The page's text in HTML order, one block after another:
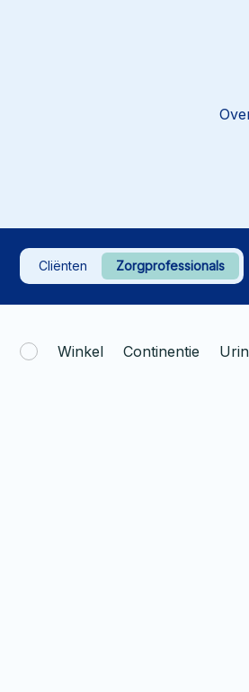
Cliënten Zorgprofessionals
Winkel Continentie